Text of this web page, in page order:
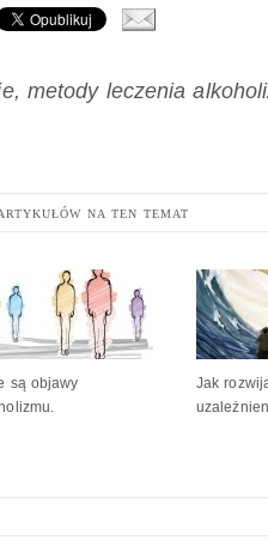
, metody leczenia
NA TEN TEMAT
są objawy
Jak